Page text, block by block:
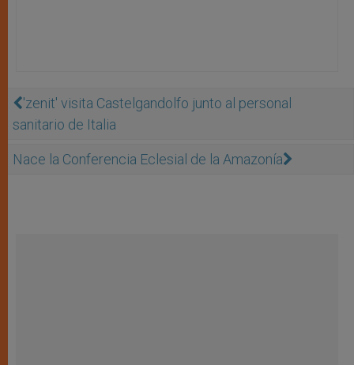
'zenit' visita Castelgandolfo junto al personal
sanitario de Italia
Nace la Conferencia Eclesial de la Amazonía